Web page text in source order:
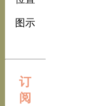
图示
订
阅